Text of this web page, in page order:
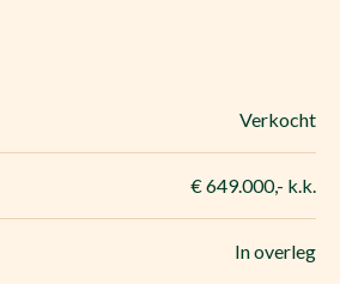
Verkocht
€ 649.000,- k.k.
In overleg